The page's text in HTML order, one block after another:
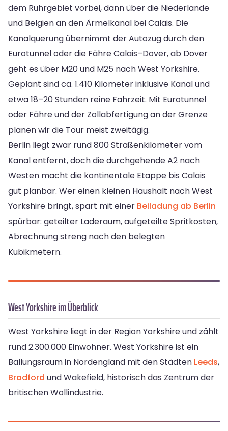
dem Ruhrgebiet vorbei, dann über die Niederlande
und Belgien an den Ärmelkanal bei Calais. Die
Kanalquerung übernimmt der Autozug durch den
Eurotunnel oder die Fähre Calais–Dover, ab Dover
geht es über M20 und M25 nach West Yorkshire.
Geplant sind ca. 1.410 Kilometer inklusive Kanal und
etwa 18–20 Stunden reine Fahrzeit. Mit Eurotunnel
oder Fähre und der Zollabfertigung an der Grenze
planen wir die Tour meist zweitägig.
Berlin liegt zwar rund 800 Straßenkilometer vom
Kanal entfernt, doch die durchgehende A2 nach
Westen macht die kontinentale Etappe bis Calais
gut planbar. Wer einen kleinen Haushalt nach West
Yorkshire bringt, spart mit einer Beiladung ab Berlin
spürbar: geteilter Laderaum, aufgeteilte Spritkosten,
Abrechnung streng nach den belegten
Kubikmetern.
West Yorkshire im Überblick
West Yorkshire liegt in der Region Yorkshire und zählt
rund 2.300.000 Einwohner. West Yorkshire ist ein
Ballungsraum in Nordengland mit den Städten Leeds,
Bradford und Wakefield, historisch das Zentrum der
britischen Wollindustrie.